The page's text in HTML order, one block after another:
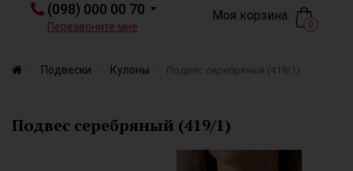
(098) 000 00 70
Перезвоните мне
Моя корзина:
0
Подвески Кулоны Подвес серебряный (419/1)
Подвес серебряный (419/1)